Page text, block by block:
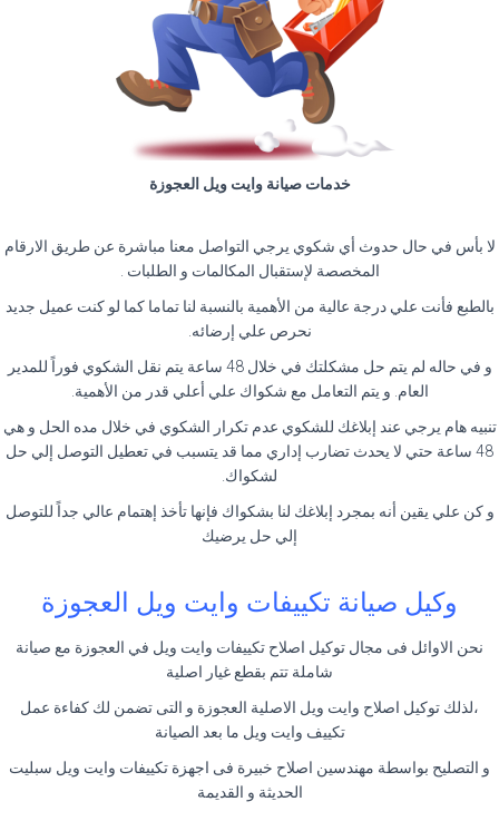
خدمات صيانة وايت ويل العجوزة
لا بأس في حال حدوث أي شكوي يرجي التواصل معنا مباشرة عن طريق الارقام
المخصصة لإستقبال المكالمات و الطلبات .
بالطبع فأنت علي درجة عالية من الأهمية بالنسبة لنا تماما كما لو كنت عميل جديد
نحرص علي إرضائه.
و في حاله لم يتم حل مشكلتك في خلال 48 ساعة يتم نقل الشكوي فوراً للمدير
العام. و يتم التعامل مع شكواك علي أعلي قدر من الأهمية.
تنبيه هام يرجي عند إبلاغك للشكوي عدم تكرار الشكوي في خلال مده الحل و هي
48 ساعة حتي لا يحدث تضارب إداري مما قد يتسبب في تعطيل التوصل إلي حل
لشكواك.
و كن علي يقين أنه بمجرد إبلاغك لنا بشكواك فإنها تأخذ إهتمام عالي جداً للتوصل
إلي حل يرضيك
وكيل صيانة تكييفات وايت ويل العجوزة
نحن الاوائل فى مجال توكيل اصلاح تكييفات وايت ويل في العجوزة مع صيانة
شاملة تتم بقطع غيار اصلية
،لذلك توكيل اصلاح وايت ويل الاصلية العجوزة و التى تضمن لك كفاءة عمل
تكييف وايت ويل ما بعد الصيانة
و التصليح بواسطة مهندسين اصلاح خبيرة فى اجهزة تكييفات وايت ويل سبليت
الحديثة و القديمة